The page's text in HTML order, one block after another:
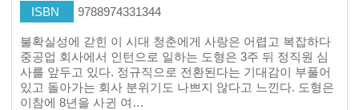
ISBN 9788974331344
불확실성에 갇힌 이 시대 청춘에게 사랑은 어렵고 복잡하다
중공업 회사에서 인턴으로 일하는 도형은 3주 뒤 정직원 심
사를 앞두고 있다. 정규직으로 전환된다는 기대감이 부풀어
있고 돌아가는 회사 분위기도 나쁘지 않다고 느낀다. 도형은
이참에 8년을 사귄 여…